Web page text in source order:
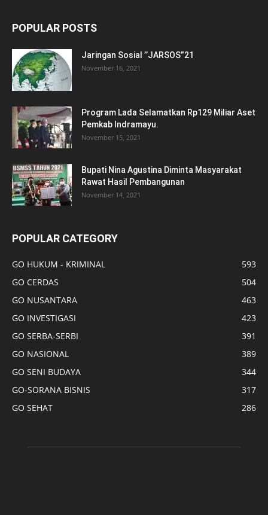
POPULAR POSTS
Jaringan Sosial ’’JARSOS”21
November 16, 2021
Program Lada Selamatkan Rp129 Miliar Aset
Pemkab Indramayu.
November 15, 2021
Bupati Nina Agustina Diminta Masyarakat
Rawat Hasil Pembangunan
November 14, 2021
POPULAR CATEGORY
GO HUKUM - KRIMINAL
593
GO CERDAS
504
GO NUSANTARA
463
GO INVESTIGASI
423
GO SERBA-SERBI
391
GO NASIONAL
389
GO SENI BUDAYA
344
GO-SORANA BISNIS
317
GO SEHAT
286